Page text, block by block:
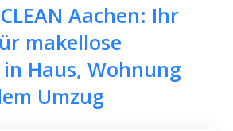
Aachen: Ihr
makellose
Haus, Wohnung
Umzug